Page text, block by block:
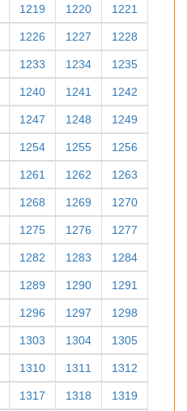
1219 1220 1221
1226 1227 1228
1233 1234 1235
1240 1241 1242
1247 1248 1249
1254 1255 1256
1261 1262 1263
1268 1269 1270
1275 1276 1277
1282 1283 1284
1289 1290 1291
1296 1297 1298
1303 1304 1305
1310 1311 1312
1317 1318 1319